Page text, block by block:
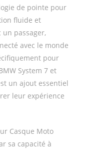
de pointe pour
fluide et
passager,
avec le monde
pour
System 7 et
un ajout essentiel
leur expérience
Casque Moto
sa capacité à